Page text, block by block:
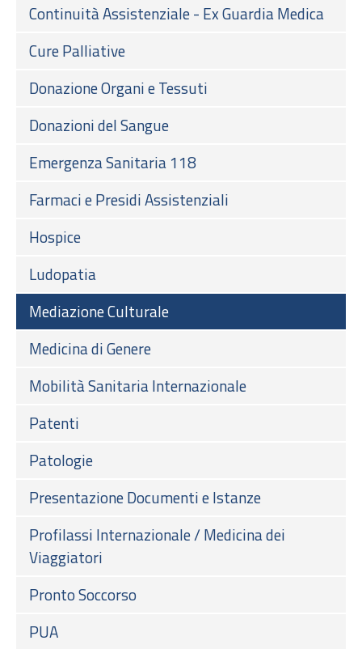
Continuità Assistenziale - Ex Guardia Medica
Cure Palliative
Donazione Organi e Tessuti
Donazioni del Sangue
Emergenza Sanitaria 118
Farmaci e Presidi Assistenziali
Hospice
Ludopatia
Mediazione Culturale
Medicina di Genere
Mobilità Sanitaria Internazionale
Patenti
Patologie
Presentazione Documenti e Istanze
Profilassi Internazionale / Medicina dei
Viaggiatori
Pronto Soccorso
PUA